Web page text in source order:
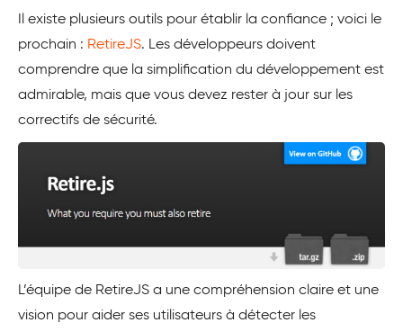
Il existe plusieurs outils pour établir la confiance ; voici le
prochain : RetireJS. Les développeurs doivent
comprendre que la simplification du développement est
admirable, mais que vous devez rester à jour sur les
correctifs de sécurité.
L’équipe de RetireJS a une compréhension claire et une
vision pour aider ses utilisateurs à détecter les